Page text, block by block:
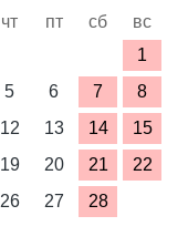
чт пт сб
вс
1
5 6 7
8
12 13 14
15
19 20 21
22
26 27 28